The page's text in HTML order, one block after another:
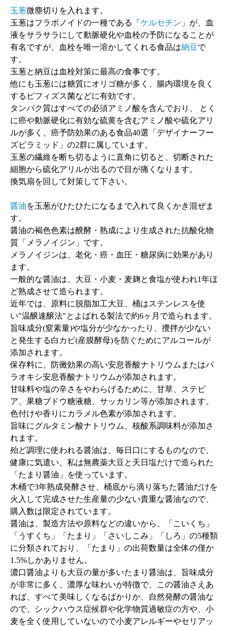
玉葱微塵切りを入れます。
玉葱はフラボノイドの一種である「 ケルセチン 」が、血
液をサラサラにして動脈硬化や血栓の予防になることが
有名ですが、血栓を唯一溶かしてくれる食品は納豆で
す。
玉葱と納豆は血栓対策に最高の食事です。
他にも玉葱には糖質にオリゴ糖が多く、腸内環境を良く
するビフィズス菌などに有効です。
タンパク質はすべての必須アミノ酸を含んでおり、 とく
に癌や動脈硬化に有効な硫黄を含むアミノ酸や硫化アリ
ルが多く、癌予防効果のある食品40選「デザイナーフー
ズピラミッド」の2群に属しています。
玉葱の繊維を断ち切るように直角に切ると、切断された
細胞から硫化アリルが出るので目が痛くなります。
換気扇を回して対策して下さい。
醤油を玉葱がひたひたになるまで入れて良くかき混ぜま
す。
醤油の褐色色素は醗酵・熟成により生成された抗酸化物
質「メラノイジン」です。
メラノイジンは、老化・癌・血圧・糖尿病に効果があり
ます。
一般的な醤油は、大豆・小麦・麦麹と食塩が使われ1年ほ
ど熟成させて造られます。
近年では、原料に脱脂加工大豆、桶はステンレスを使
い"温醸速醸法"とよばれる製法で約6ヶ月で造られます。
旨味成分(窒素量)や塩分が少なかったり、攪拌が少ない
と発生する白カビ(産膜酵母)を防ぐためにアルコールが
添加されます。
保存料に、防黴効果の高い安息香酸ナトリウムまたはパ
ラオキシ安息香酸ナトリウムが添加されます。
甘味料や塩の辛さをやわらげるために、甘草、ステビ
ア、果糖ブドウ糖液糖、サッカリン等が添加されます。
色付けや香りにカラメル色素が添加されます。
旨味にグルタミン酸ナトリウム、核酸系調味料が添加さ
れます。
殆ど調理に使われる醤油は、毎日口にするものなので、
健康に気遣い、私は無農薬大豆と天日塩だけで造られた
「たまり醤油」を使っています。
木桶で3年熟成発酵させ、桶底から滴り落ちた醤油だけを
火入して完成させた生産量の少ない貴重な醤油なので、
購入数は限定されています。
醤油は、製造方法や原料などの違いから、「こいくち」
「うすくち」「たまり」「さいしこみ」「しろ」の5種類
に分類されており、「たまり」の出荷数量は全体の僅か
1.5%しかありません。
濃口醤油よりも大豆の量が多いたまり醤油は、旨味成分
が非常に多く、濃厚な味わいが特徴で、この醤油さえあ
れば、すべて美味しくなるばかりか、自然発酵の醤油な
ので、シックハウス症候群や化学物質過敏症の方や、小
麦を全く使用していないので小麦アレルギーやセリアッ